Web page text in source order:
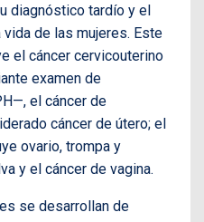
diagnóstico tardío y el
de las mujeres. Este
el cáncer cervicouterino
examen de
el cáncer de
cáncer de útero; el
ovario, trompa y
y el cáncer de vagina.
se desarrollan de